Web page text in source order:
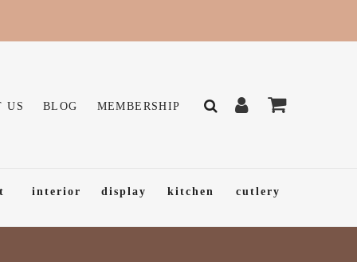
US BLOG MEMBERSHIP
interior display kitchen cutlery